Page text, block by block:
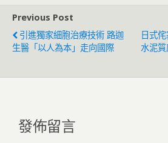
Previous Post
引進獨家細胞治療技術 路迦
生醫「以人為本」走向國際
日式
水泥
發佈留言